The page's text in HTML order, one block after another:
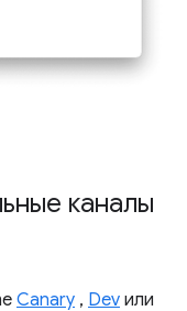
каналы
Canary , Dev или